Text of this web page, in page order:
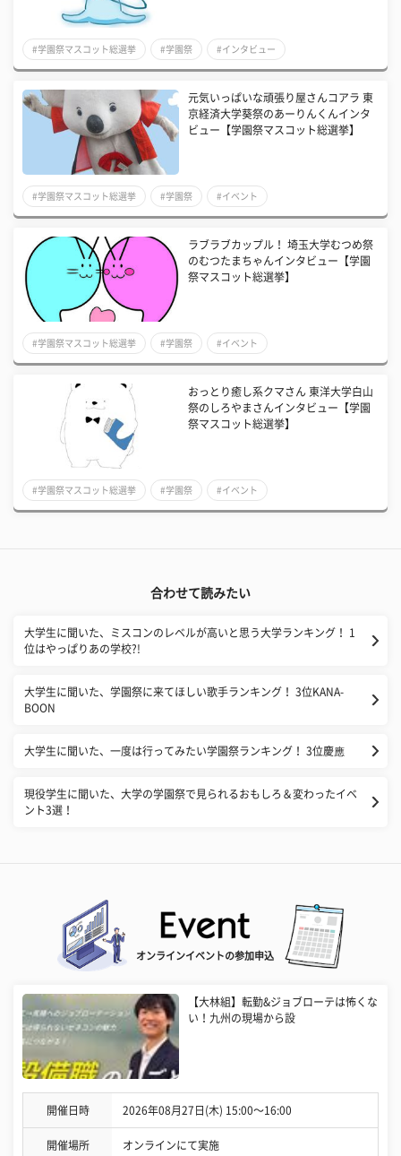
#学園祭マスコット総選挙 #学園祭 #インタビュー
元気いっぱいな頑張り屋さんコアラ 東
京経済大学葵祭のあーりんくんインタ
ビュー【学園祭マスコット総選挙】
#学園祭マスコット総選挙 #学園祭 #イベント
ラブラブカップル！ 埼玉大学むつめ祭
のむつたまちゃんインタビュー【学園
祭マスコット総選挙】
#学園祭マスコット総選挙 #学園祭 #イベント
おっとり癒し系クマさん 東洋大学白山
祭のしろやまさんインタビュー【学園
祭マスコット総選挙】
#学園祭マスコット総選挙 #学園祭 #イベント
合わせて読みたい
大学生に聞いた、ミスコンのレベルが高いと思う大学ランキング！ 1
位はやっぱりあの学校?!
大学生に聞いた、学園祭に来てほしい歌手ランキング！ 3位KANA-
BOON
大学生に聞いた、一度は行ってみたい学園祭ランキング！ 3位慶應
現役学生に聞いた、大学の学園祭で見られるおもしろ＆変わったイベ
ント3選！
オンラインイベントの参加申込
【大林組】転勤&ジョブローテは怖くな
い！九州の現場から設
開催日時 2026年08月27日(木) 15:00〜16:00
開催場所 オンラインにて実施